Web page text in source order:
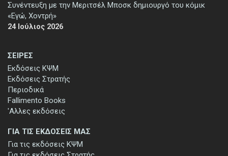
ΣΕΙΡΕΣ
Εκδόσεις ΚΨΜ
Εκδόσεις Στρατής
Περιοδικά
Fallimento Books
'Αλλες εκδόσεις
Συνέντευξη με την Μεριτσέλ Μποσκ δημιουργό του κόμικ
«Εγώ, Χοντρή»
24 Ιούλιος 2026
ΓΙΑ ΤΙΣ ΕΚΔΟΣΕΙΣ ΜΑΣ
Για τις εκδόσεις ΚΨΜ